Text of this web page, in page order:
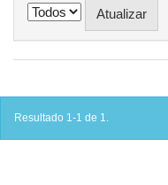
Resultado 1-1 de 1.